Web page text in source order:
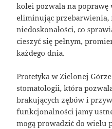
kolei pozwala na poprawę
eliminując przebarwienia,
niedoskonałości, co
cieszyć się pełnym,
każdego dnia.
Protetyka w Zielonej
stomatologii, która
brakujących zębów i
funkcjonalności jamy
mogą prowadzić do wielu